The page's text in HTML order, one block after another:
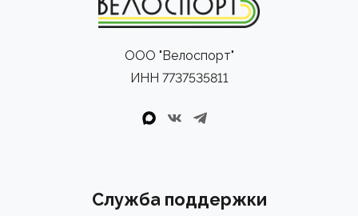
ООО "Велоспорт"
ИНН 7737535811
Служба поддержки